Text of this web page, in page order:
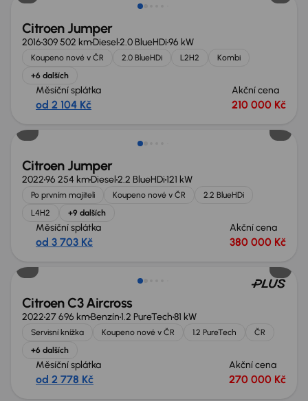
Citroen Jumper
2016309 502 kmDiesel2.0 BlueHDi96 kW
Koupeno nové v ČR 2.0 BlueHDi L2H2
Kombi
+6 dalších
Měsíční splátka
od 2 104 Kč
Akční cena
210 000 Kč
Nově v nabídce
Citroen Jumper
202296 254 kmDiesel2.2 BlueHDi121 kW
Po prvním majiteli Koupeno nové v ČR
2.2 BlueHDi
L4H2
+9 dalších
Měsíční splátka
od 3 703 Kč
Akční cena
380 000 Kč
Citroen C3 Aircross
202227 696 kmBenzín1.2 PureTech81 kW
Servisní knížka Koupeno nové v ČR 1.2 PureTech
ČR
+6 dalších
Měsíční splátka
od 2 778 Kč
Akční cena
270 000 Kč
Zlevněno o 10 000 Kč